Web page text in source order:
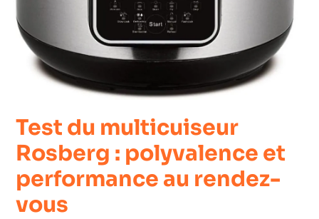
Test du multicuiseur
Rosberg : polyvalence et
performance au rendez-
vous